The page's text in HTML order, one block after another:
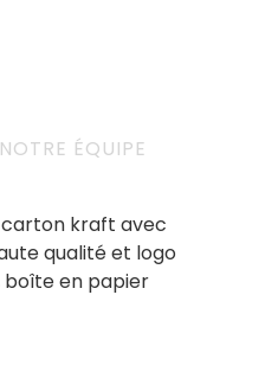
NOTRE ÉQUIPE